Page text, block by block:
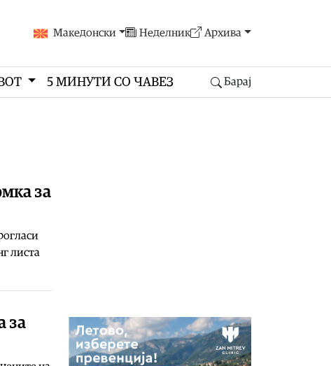
Македонски Неделник Архива
5 МИНУТИ СО ЧАВЕЗ Барај
за
листа
за